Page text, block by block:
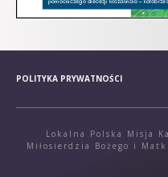
POLITYKA PRYWATNOŚCI
Lokalna Polska Misja
Miłosierdzia Bożego i